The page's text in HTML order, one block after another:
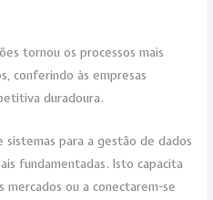
tornou os processos mais
conferindo às empresas
duradoura.
sistemas para a gestão de dados
fundamentadas. Isto capacita
ou a conectarem-se